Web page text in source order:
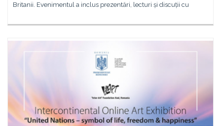
Britanii. Evenimentul a inclus prezentări, lecturi și discuții cu